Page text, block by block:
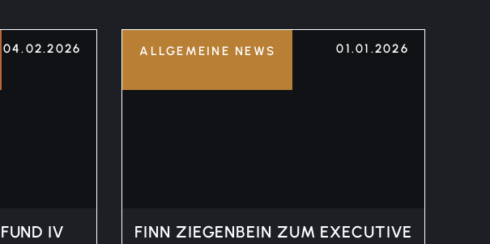
04.02.2026
IV
ALLGEMEINE NEWS 01.01.2026
FINN ZIEGENBEIN ZUM EXECUTIVE